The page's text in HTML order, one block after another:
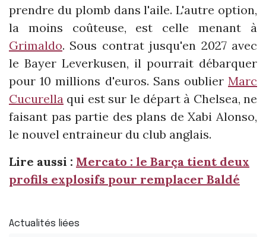
prendre du plomb dans l'aile. L'autre option,
la moins coûteuse, est celle menant à
Grimaldo. Sous contrat jusqu'en 2027 avec
le Bayer Leverkusen, il pourrait débarquer
pour 10 millions d'euros. Sans oublier Marc
Cucurella qui est sur le départ à Chelsea, ne
faisant pas partie des plans de Xabi Alonso,
le nouvel entraineur du club anglais.
Lire aussi : Mercato : le Barça tient deux
profils explosifs pour remplacer Baldé
Actualités liées